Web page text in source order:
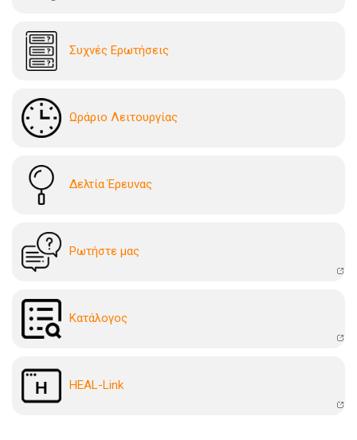
Συχνές Ερωτήσεις
Ωράριο Λειτουργίας
Δελτία Έρευνας
Ρωτήστε μας
Kατάλογoς
HEAL-Link